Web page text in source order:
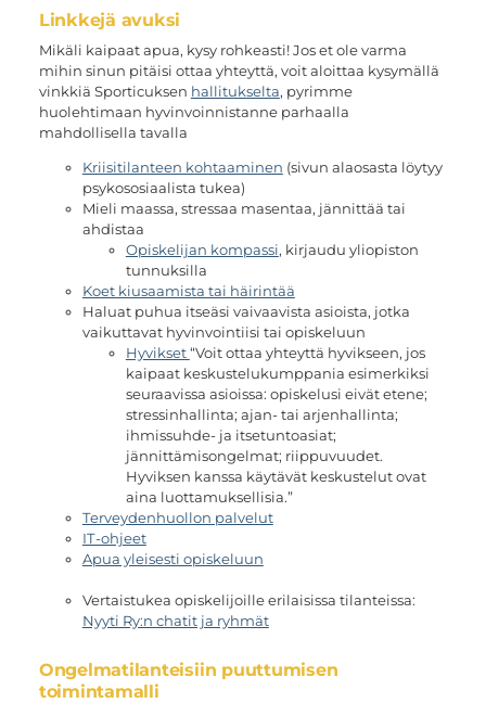
Linkkejä avuksi
Mikäli kaipaat apua, kysy rohkeasti! Jos et ole varma
mihin sinun pitäisi ottaa yhteyttä, voit aloittaa kysymällä
vinkkiä Sporticuksen hallitukselta, pyrimme
huolehtimaan hyvinvoinnistanne parhaalla
mahdollisella tavalla
Kriisitilanteen kohtaaminen (sivun alaosasta löytyy
psykososiaalista tukea)
Mieli maassa, stressaa masentaa, jännittää tai
ahdistaa
Opiskelijan kompassi, kirjaudu yliopiston
tunnuksilla
Koet kiusaamista tai häirintää
Haluat puhua itseäsi vaivaavista asioista, jotka
vaikuttavat hyvinvointiisi tai opiskeluun
Hyvikset“Voit ottaa yhteyttä hyvikseen, jos
kaipaat keskustelukumppania esimerkiksi
seuraavissa asioissa: opiskelusi eivät etene;
stressinhallinta; ajan- tai arjenhallinta;
ihmissuhde- ja itsetuntoasiat;
jännittämisongelmat; riippuvuudet.
Hyviksen kanssa käytävät keskustelut ovat
aina luottamuksellisia.”
Terveydenhuollon palvelut
IT-ohjeet
Apua yleisesti opiskeluun
Vertaistukea opiskelijoille erilaisissa tilanteissa:
Nyyti Ry:n chatit ja ryhmät
Ongelmatilanteisiin puuttumisen
toimintamalli